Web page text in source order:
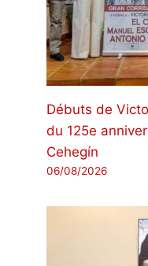
Débuts de
du 125e
Cehegín
06/08/2026